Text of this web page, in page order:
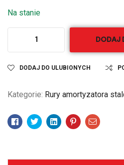
Na stanie
DODAJ
DODAJ DO ULUBIONYCH
Kategorie: Rury amortyzatora
Facebook
TwitterLinkedinPinterestEmail